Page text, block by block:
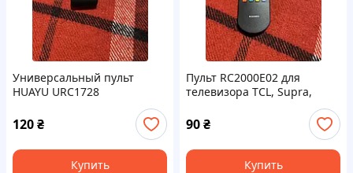
Универсальный пульт
HUAYU URC1728
120₴
Купить
Пульт RC2000E02 для
телевизора TCL, Supra,
Meredian, Lentel и Thomson
90₴
Купить